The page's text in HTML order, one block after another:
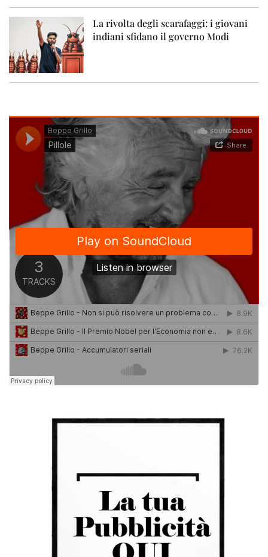
La rivolta degli scarafaggi: i giovani
indiani sfidano il governo Modi